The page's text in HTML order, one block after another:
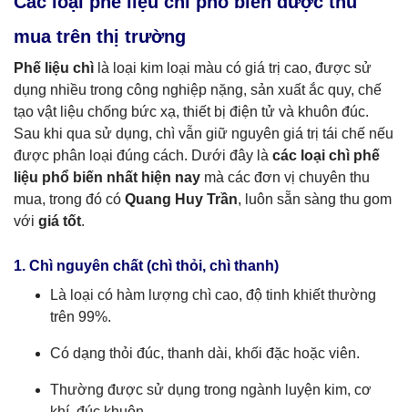
mua trên thị trường
Phế liệu chì là loại kim loại màu có giá trị cao, được sử
dụng nhiều trong công nghiệp nặng, sản xuất ắc quy, chế
tạo vật liệu chống bức xạ, thiết bị điện tử và khuôn đúc.
Sau khi qua sử dụng, chì vẫn giữ nguyên giá trị tái chế nếu
được phân loại đúng cách. Dưới đây là các loại chì phế
liệu phổ biến nhất hiện nay mà các đơn vị chuyên thu
mua, trong đó có Quang Huy Trần, luôn sẵn sàng thu gom
với giá tốt.
1. Chì nguyên chất (chì thỏi, chì thanh)
Là loại có hàm lượng chì cao, độ tinh khiết thường
trên 99%.
Có dạng thỏi đúc, thanh dài, khối đặc hoặc viên.
Thường được sử dụng trong ngành luyện kim, cơ